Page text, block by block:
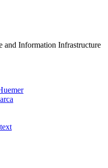
and Information Infrastructure